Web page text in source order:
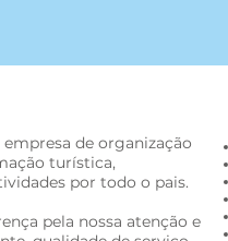
de organização
turística,
por todo o pais.
pela nossa atenção e